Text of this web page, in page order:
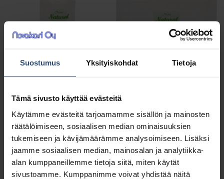
Suostumus Yksityiskohdat Tietoja
Tämä sivusto käyttää evästeitä
Käytämme evästeitä tarjoamamme sisällön ja mainosten
räätälöimiseen, sosiaalisen median ominaisuuksien
tukemiseen ja kävijämäärämme analysoimiseen. Lisäksi
jaamme sosiaalisen median, mainosalan ja analytiikka-
alan kumppaneillemme tietoja siitä, miten käytät
sivustoamme. Kumppanimme voivat yhdistää näitä
44421
viinirypäleensiemenöljy
500 ml
7,11€ alv 0%
viinirypäleensiemenöljy
5 L
55,32€